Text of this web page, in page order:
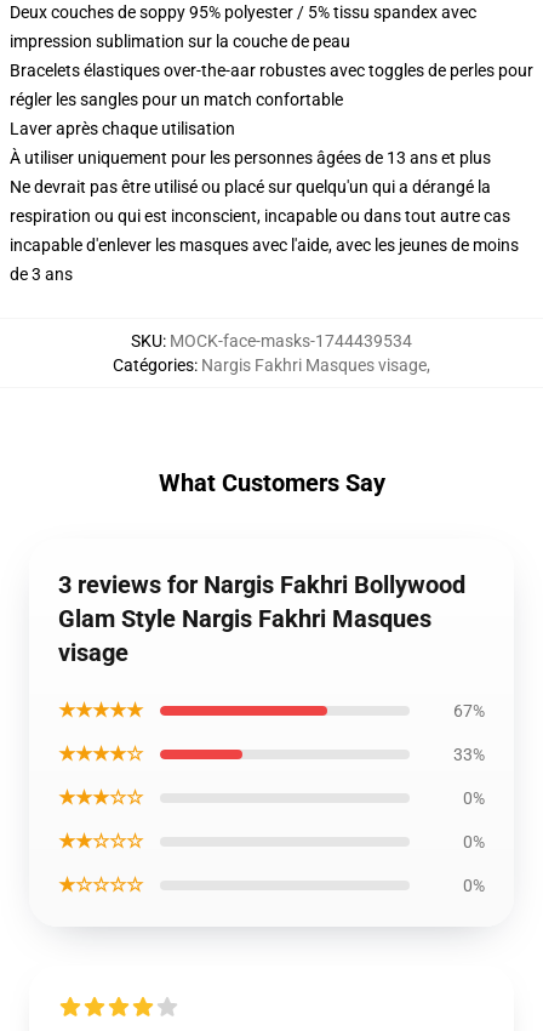
Deux couches de soppy 95% polyester / 5% tissu spandex avec
impression sublimation sur la couche de peau
Bracelets élastiques over-the-aar robustes avec toggles de perles pour
régler les sangles pour un match confortable
Laver après chaque utilisation
À utiliser uniquement pour les personnes âgées de 13 ans et plus
Ne devrait pas être utilisé ou placé sur quelqu'un qui a dérangé la
respiration ou qui est inconscient, incapable ou dans tout autre cas
incapable d'enlever les masques avec l'aide, avec les jeunes de moins
de 3 ans
SKU: MOCK-face-masks-1744439534
Catégories: Nargis Fakhri Masques visage,
What Customers Say
3 reviews for Nargis Fakhri Bollywood
Glam Style Nargis Fakhri Masques
visage
★★★★★ 67%
★★★★☆ 33%
★★★☆☆ 0%
★★☆☆☆ 0%
★☆☆☆☆ 0%